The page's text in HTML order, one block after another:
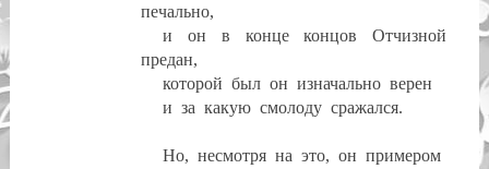
печально,
и
он в конце концов
Отчизной
предан,
которой был он изначально верен
и за какую смолоду сражался.
Но, несмотря на это, он примером